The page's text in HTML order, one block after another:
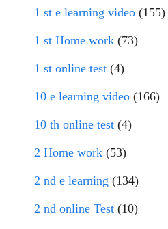
1 st e learning video (155)
1 st Home work (73)
1 st online test (4)
10 e learning video (166)
10 th online test (4)
2 Home work (53)
2 nd e learning (134)
2 nd online Test (10)